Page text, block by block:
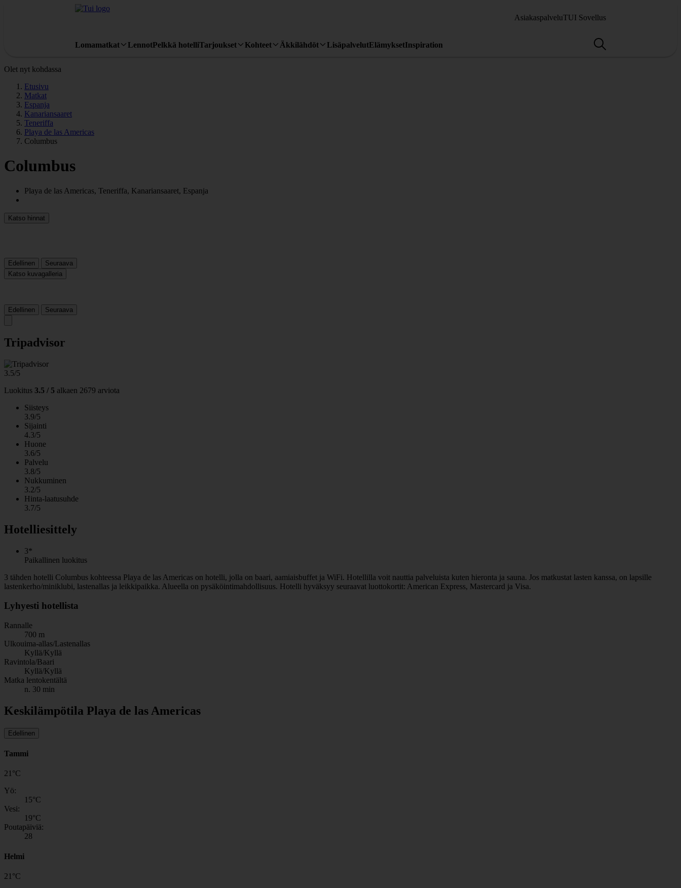
AsiakaspalveluTUI Sovellus
Lomamatkat LennotPelkkä hotelliTarjoukset Kohteet Äkkilähdöt LisäpalvelutElämyksetInspiration
Olet nyt kohdassa
Etusivu
Matkat
Espanja
Kanariansaaret
Teneriffa
Playa de las Americas
Columbus
Columbus
Playa de las Americas, Teneriffa, Kanariansaaret, Espanja
Katso hinnat
Edellinen
Seuraava
Katso kuvagalleria
Edellinen Seuraava
Tripadvisor
3.5/5
Luokitus 3.5 / 5 alkaen 2679 arviota
Siisteys
3.9/5
Sijainti
4.3/5
Huone
3.6/5
Palvelu
3.8/5
Nukkuminen
3.2/5
Hinta-laatusuhde
3.7/5
Hotelliesittely
3*
Paikallinen luokitus
3 tähden hotelli Columbus kohteessa Playa de las Americas on hotelli, jolla on baari, aamiaisbuffet ja WiFi. Hotellilla voit nauttia palveluista kuten hieronta ja sauna. Jos matkustat lasten kanssa, on lapsille
lastenkerho/miniklubi, lastenallas ja leikkipaikka. Alueella on pysäköintimahdollisuus. Hotelli hyväksyy seuraavat luottokortit: American Express, Mastercard ja Visa.
Lyhyesti hotellista
Rannalle
700 m
Ulkouima-allas/Lastenallas
Kyllä/Kyllä
Ravintola/Baari
Kyllä/Kyllä
Matka lentokentältä
n. 30 min
Keskilämpötila Playa de las Americas
Edellinen
Tammi
21 °C
Yö:
15°C
Vesi:
19°C
Poutapäiviä:
28
Helmi
21 °C